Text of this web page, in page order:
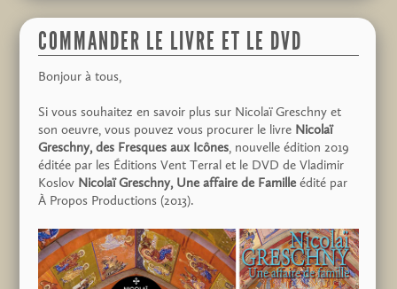
Inauguration de la fresque restaurée
10h30 église Saint-Pierre-d'Oléron
Pierre-d’Oléron sera inaugurée ce samedi 7 juin
2025.
10h30 : bénédiction
11h15 : inauguration civile
puis verre de l’amitié
COMMANDER LE LIVRE ET LE DVD
Bonjour à tous,
Si vous souhaitez en savoir plus sur Nicolaï Greschny et
son oeuvre, vous pouvez vous procurer le livre Nicolaï
Greschny, des Fresques aux Icônes, nouvelle édition 2019
éditée par les Éditions Vent Terral et le DVD de Vladimir
Koslov Nicolaï Greschny, Une affaire de Familleédité par
À Propos Productions (2013).